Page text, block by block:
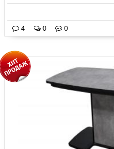
4 0 0